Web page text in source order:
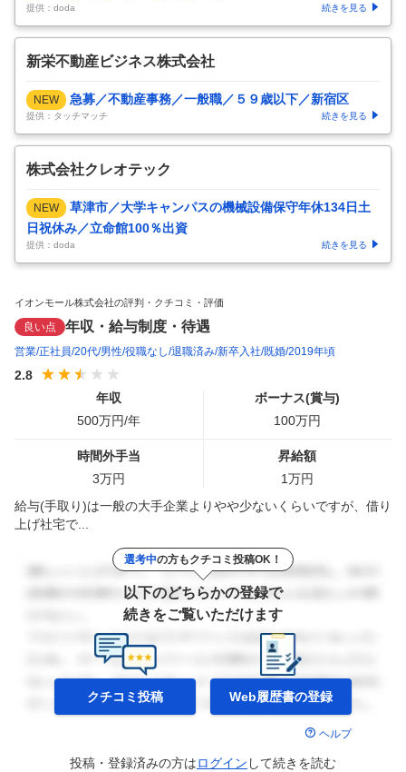
提供：doda 続きを見る
新栄不動産ビジネス株式会社
NEW 急募／不動産事務／一般職／５９歳以下／新宿区
提供：タッチマッチ 続きを見る
株式会社クレオテック
NEW
草津市／大学キャンパスの機械設備保守年休134日土
日祝休み／立命館100％出資
提供：doda 続きを見る
イオンモール株式会社の評判・クチコミ・評価
良い点 年収・給与制度・待遇
営業 正社員 20代 男性 役職なし 退職済み 新卒入社 既婚 2019年頃
2.8
年収
500万円/年
ボーナス(賞与)
100万円
時間外手当
3万円
昇給額
1万円
給与(手取り)は一般の大手企業よりやや少ないくらいですが、借り
上げ社宅で...
選考中の方もクチコミ投稿OK！
以下のどちらかの登録で
続きをご覧いただけます
クチコミ投稿 Web履歴書の登録
ヘルプ
投稿・登録済みの方はログイン して続きを読む